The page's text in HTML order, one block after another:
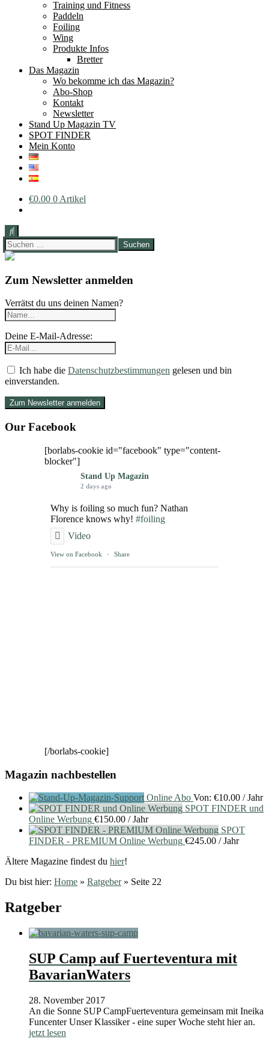
Training und Fitness
Paddeln
Foiling
Wing
Produkte Infos
Bretter
Das Magazin
Wo bekomme ich das Magazin?
Abo-Shop
Kontakt
Newsletter
Stand Up Magazin TV
SPOT FINDER
Mein Konto
€0.00 0 Artikel
Suchen
nach:
Zum Newsletter anmelden
Verrätst du uns deinen Namen?
Deine E-Mail-Adresse:
Ich habe die Datenschutzbestimmungen gelesen und bin
einverstanden.
Our Facebook
[borlabs-cookie id="facebook" type="content-
blocker"]
Stand Up Magazin
2 days ago
Why is foiling so much fun? Nathan
Florence knows why! #foiling
Video
View on Facebook · Share
[/borlabs-cookie]
Magazin nachbestellen
Online Abo Von: €10.00 / Jahr
SPOT FINDER und
Online Werbung €150.00 / Jahr
SPOT
FINDER - PREMIUM Online Werbung €245.00 / Jahr
Ältere Magazine findest du hier!
Du bist hier: Home » Ratgeber» Seite 22
Ratgeber
SUP Camp auf Fuerteventura mit
BavarianWaters
28. November 2017
An die Sonne SUP CampFuerteventura gemeinsam mit Ineika
Funcenter Unser Klassiker - eine super Woche steht hier an.
jetzt lesen